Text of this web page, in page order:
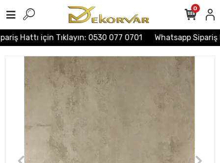
Hattı için Tıklayın: 0530 077 0701 Whatsapp Sipariş
0